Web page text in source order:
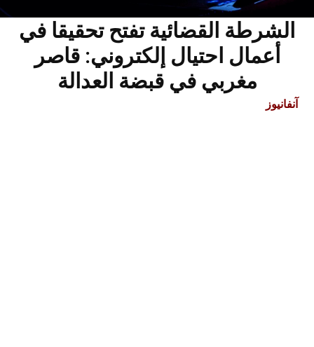
الشرطة القضائية تفتح تحقيقا في
أعمال احتيال إلكتروني: قاصر
مغربي في قبضة العدالة
آنفانيوز